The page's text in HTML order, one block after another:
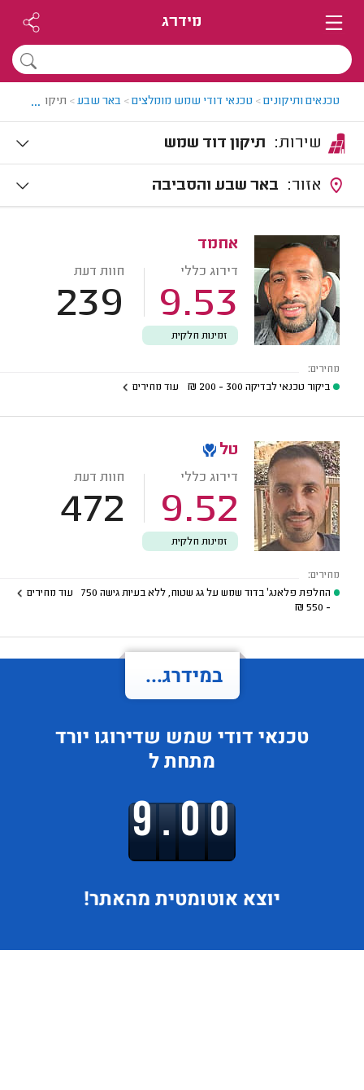
מידרג
טכנאים ותיקונים> טכנאי דודי שמש מומלצים> באר שבע> תיקון דודי
...
תיקון דוד שמש
באר שבע והסביבה
אחמד
דירוג כללי
9.53
חוות דעת
239
זמינות חלקית
מחירים:
ביקור טכנאי לבדיקה 300 - 200
₪ עוד מחירים
טל
דירוג כללי
9.52
חוות דעת
472
זמינות חלקית
מחירים:
החלפת פלאנג' בדוד שמש על גג שטוח, ללא בעיות גישה 750
- 550
₪
עוד מחירים
במידרג...
טכנאי דודי שמש שדירוגו יורד
מתחת ל
9.00
יוצא אוטומטית מהאתר!